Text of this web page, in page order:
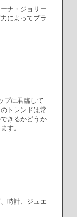
ナ・ジョリー
によってブラ
プに君臨して
トレンドは常
きるかどうか
す。
時計、ジュエ